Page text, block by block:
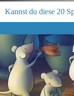
Kannst du diese 20